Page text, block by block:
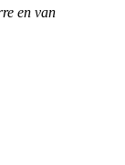
en van